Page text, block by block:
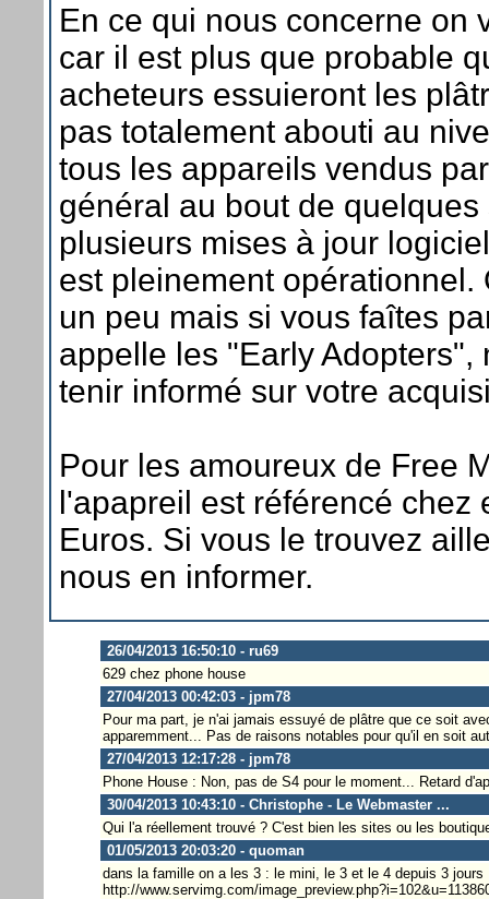
En ce qui nous concerne on
car il est plus que probable
acheteurs essuieront les
pas totalement abouti au
tous les appareils vendus
général au bout de
plusieurs mises à jour
est pleinement opérationnel.
un peu mais si vous faîtes
appelle les "Early Adopters",
tenir informé sur votre
Pour les amoureux de Free
l'apapreil est référencé chez
Euros. Si vous le trouvez
nous en informer.
26/04/2013 16:50:10 - ru69
629 chez phone house
27/04/2013 00:42:03 - jpm78
Pour ma part, je n'ai jamais essuyé de plâtre que ce soit
apparemment... Pas de raisons notables pour qu'il en soit
27/04/2013 12:17:28 - jpm78
Phone House : Non, pas de S4 pour le moment... Retard
30/04/2013 10:43:10 - Christophe - Le Webmaster ...
Qui l'a réellement trouvé ? C'est bien les sites ou les
01/05/2013 20:03:20 - quoman
dans la famille on a les 3 : le mini, le 3 et le 4 depuis 3 jours
http://www.servimg.com/